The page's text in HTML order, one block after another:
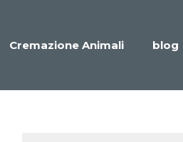
Cremazione Animali blog